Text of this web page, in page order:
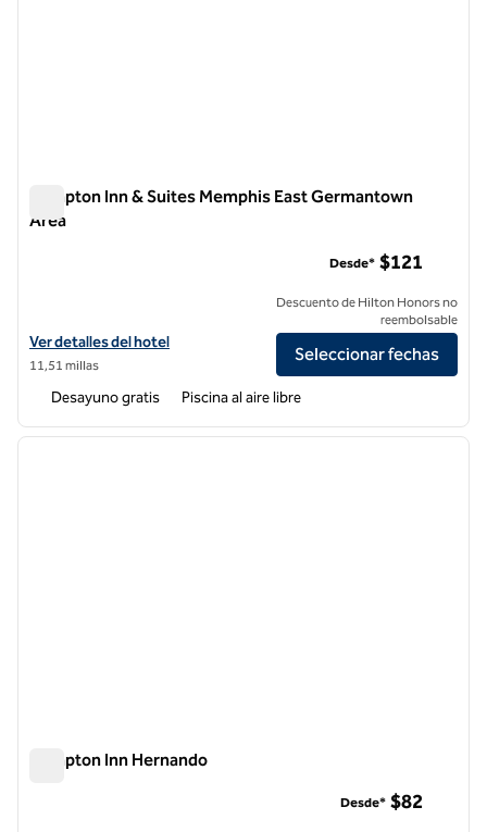
Hampton Inn & Suites Memphis East Germantown
Area
Ver detalles del hotel Hampton Inn & Suites Memphis East
Ver detalles del hotel
11,51 millas
Desde* $121
Descuento de Hilton Honors no
reembolsable
Seleccionar fechas
Desayuno gratis Piscina al aire libre
1 de 12
Hampton Inn Hernando
Desde* $82